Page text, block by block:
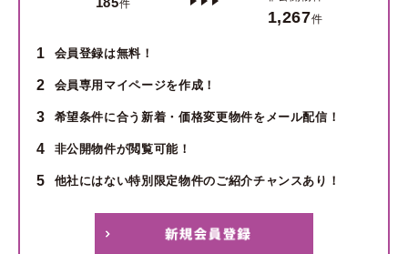
件
1,267件
1 会員登録は無料！
2 会員専用マイページを作成！
3 希望条件に合う新着・価格変更物件をメール配信！
4 非公開物件が閲覧可能！
5 他社にはない特別限定物件のご紹介チャンスあり！